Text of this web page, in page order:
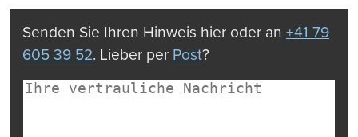
drucken
Senden Sie Ihren Hinweis hier oder an +41 79
605 39 52. Lieber per Post?